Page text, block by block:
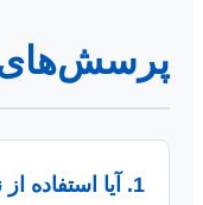
پرسش‌های
1. آیا استفاده